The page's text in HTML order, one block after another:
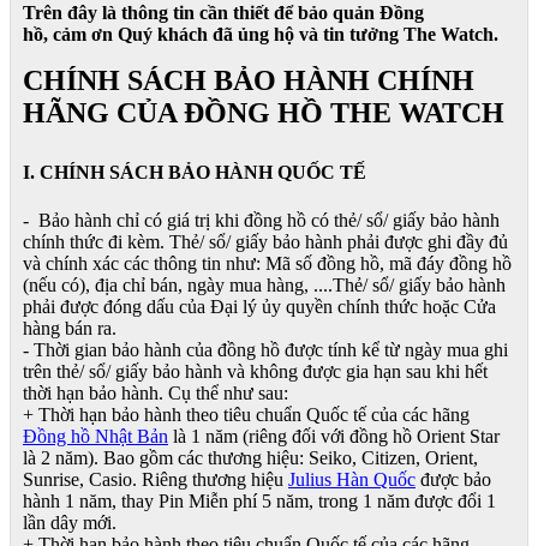
Trên đây là thông tin cần thiết để bảo quản Đồng
hồ, cảm ơn Quý khách đã ủng hộ và tin tưởng The Watch.
CHÍNH SÁCH BẢO HÀNH CHÍNH
HÃNG CỦA ĐỒNG HỒ THE WATCH
I. CHÍNH SÁCH BẢO HÀNH QUỐC TẾ
- Bảo hành chỉ có giá trị khi đồng hồ có thẻ/ sổ/ giấy bảo hành
chính thức đi kèm. Thẻ/ sổ/ giấy bảo hành phải được ghi đầy đủ
và chính xác các thông tin như: Mã số đồng hồ, mã đáy đồng hồ
(nếu có), địa chỉ bán, ngày mua hàng, ....Thẻ/ sổ/ giấy bảo hành
phải được đóng dấu của Đại lý ủy quyền chính thức hoặc Cửa
hàng bán ra.
- Thời gian bảo hành của đồng hồ được tính kể từ ngày mua ghi
trên thẻ/ sổ/ giấy bảo hành và không được gia hạn sau khi hết
thời hạn bảo hành. Cụ thể như sau:
+ Thời hạn bảo hành theo tiêu chuẩn Quốc tế của các hãng
Đồng hồ Nhật Bản là 1 năm (riêng đối với đồng hồ Orient Star
là 2 năm). Bao gồm các thương hiệu: Seiko, Citizen, Orient,
Sunrise, Casio. Riêng thương hiệu Julius Hàn Quốc được bảo
hành 1 năm, thay Pin Miễn phí 5 năm, trong 1 năm được đổi 1
lần dây mới.